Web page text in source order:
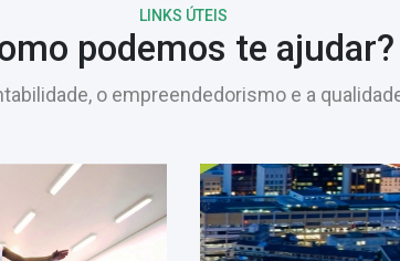
LINKS ÚTEIS
podemos te ajudar?
o empreendedorismo e a